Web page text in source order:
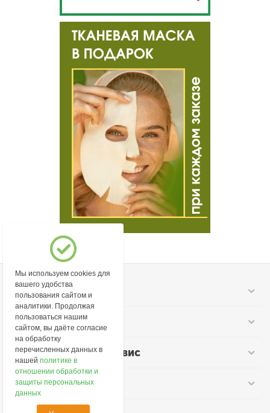
Моя учетная запись
Информация
Покупательский сервис
Контакты
Мы используем cookies для
вашего удобства
пользования сайтом и
аналитики. Продолжая
пользоваться нашим
сайтом, вы даёте согласие
на обработку
перечисленных данных в
нашейполитике в
отношении обработки и
защиты персональных
данных